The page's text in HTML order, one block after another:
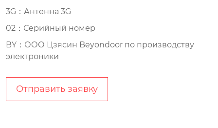
3G：Антенна 3G
02：Серийный номер
BY：ООО Цзясин Beyondoor по производству
электроники
Отправить заявку